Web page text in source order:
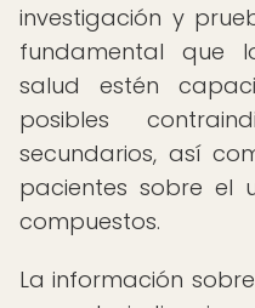
investigación y
fundamental que
salud estén
posibles
secundarios, así
pacientes sobre el
compuestos.
La información